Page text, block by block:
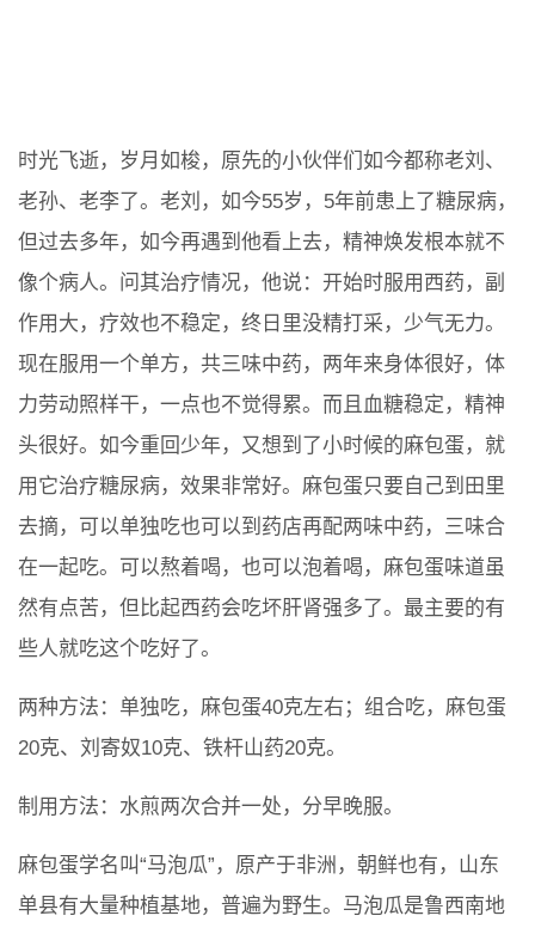
时光飞逝，岁月如梭，原先的小伙伴们如今都称老刘、
老孙、老李了。老刘，如今55岁，5年前患上了糖尿病，
但过去多年，如今再遇到他看上去，精神焕发根本就不
像个病人。问其治疗情况，他说：开始时服用西药，副
作用大，疗效也不稳定，终日里没精打采，少气无力。
现在服用一个单方，共三味中药，两年来身体很好，体
力劳动照样干，一点也不觉得累。而且血糖稳定，精神
头很好。如今重回少年，又想到了小时候的麻包蛋，就
用它治疗糖尿病，效果非常好。麻包蛋只要自己到田里
去摘，可以单独吃也可以到药店再配两味中药，三味合
在一起吃。可以熬着喝，也可以泡着喝，麻包蛋味道虽
然有点苦，但比起西药会吃坏肝肾强多了。最主要的有
些人就吃这个吃好了。
两种方法：单独吃，麻包蛋40克左右；组合吃，麻包蛋
20克、刘寄奴10克、铁杆山药20克。
制用方法：水煎两次合并一处，分早晚服。
麻包蛋学名叫“马泡瓜”，原产于非洲，朝鲜也有，山东
单县有大量种植基地，普遍为野生。马泡瓜是鲁西南地